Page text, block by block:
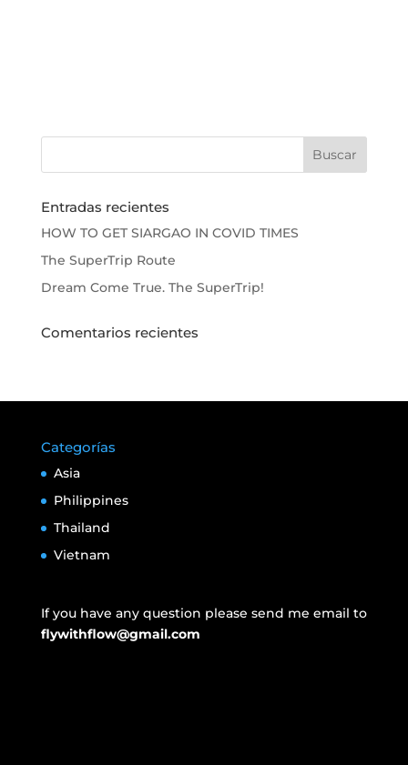
Entradas recientes
HOW TO GET SIARGAO IN COVID TIMES
The SuperTrip Route
Dream Come True. The SuperTrip!
Comentarios recientes
Categorías
Asia
Philippines
Thailand
Vietnam
If you have any question please send me email to
flywithflow@gmail.com